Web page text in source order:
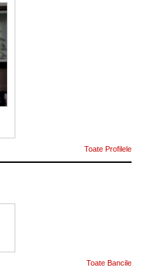
Toate Profilele
Toate Bancile